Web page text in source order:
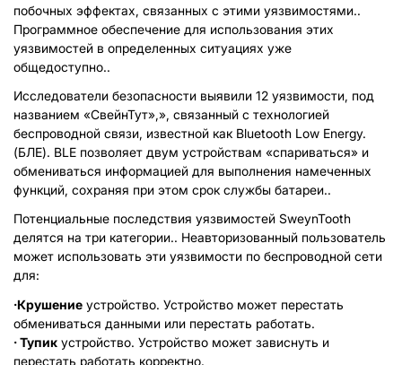
побочных эффектах, связанных с этими уязвимостями..
Программное обеспечение для использования этих
уязвимостей в определенных ситуациях уже
общедоступно..
Исследователи безопасности выявили 12 уязвимости, под
названием «СвейнТут»,», связанный с технологией
беспроводной связи, известной как Bluetooth Low Energy.
(БЛЕ). BLE позволяет двум устройствам «спариваться» и
обмениваться информацией для выполнения намеченных
функций, сохраняя при этом срок службы батареи..
Потенциальные последствия уязвимостей SweynTooth
делятся на три категории.. Неавторизованный пользователь
может использовать эти уязвимости по беспроводной сети
для:
·Крушение устройство. Устройство может перестать
обмениваться данными или перестать работать.
· Тупик устройство. Устройство может зависнуть и
перестать работать корректно.